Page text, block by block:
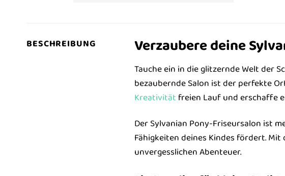
BESCHREIBUNG Verzaubere deine
Tauche ein in die glitzernde Welt der
bezaubernde Salon ist der perfekte
Kreativität freien Lauf und erschaffe
Der Sylvanian Pony-Friseursalon ist
Fähigkeiten deines Kindes fördert.
unvergesslichen Abenteuer.